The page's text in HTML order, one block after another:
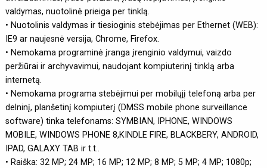
valdymas, nuotolinė prieiga per tinklą.
• Nuotolinis valdymas ir tiesioginis stebėjimas per Ethernet (WEB):
IE9 ar naujesnė versija, Chrome, Firefox.
• Nemokama programinė įranga įrenginio valdymui, vaizdo
peržiūrai ir archyvavimui, naudojant kompiuterinį tinklą arba
internetą.
• Nemokama programa stebėjimui per mobilųjį telefoną arba per
delninį, planšetinį kompiuterį (DMSS mobile phone surveillance
software) tinka telefonams: SYMBIAN, IPHONE, WINDOWS
MOBILE, WINDOWS PHONE 8,KINDLE FIRE, BLACKBERY, ANDROID,
IPAD, GALAXY TAB ir t.t..
• Raiška: 32 MP; 24 MP; 16 MP; 12 MP; 8 MP; 5 MP; 4 MP; 1080p;